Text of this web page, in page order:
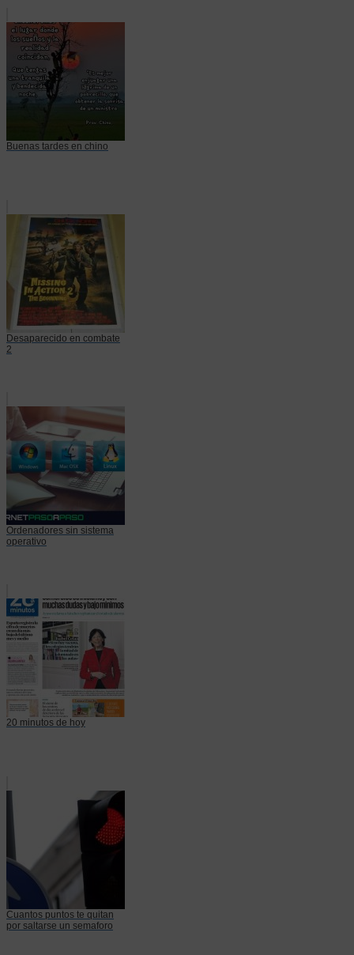
Buenas tardes en chino
Desaparecido en combate
2
Ordenadores sin sistema
operativo
20 minutos de hoy
Cuantos puntos te quitan
por saltarse un semaforo